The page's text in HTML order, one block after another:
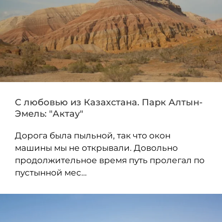
С любовью из Казахстана. Парк Алтын-
Эмель: "Актау"
Дорога была пыльной, так что окон
машины мы не открывали. Довольно
продолжительное время путь пролегал по
пустынной мес…